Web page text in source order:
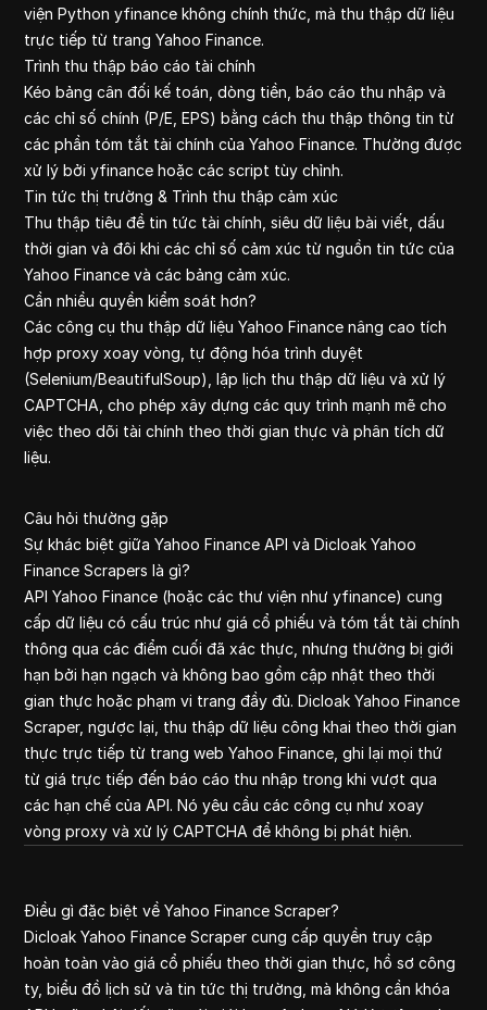
viện Python yfinance không chính thức, mà thu thập dữ liệu
trực tiếp từ trang Yahoo Finance.
Trình thu thập báo cáo tài chính
Kéo bảng cân đối kế toán, dòng tiền, báo cáo thu nhập và
các chỉ số chính (P/E, EPS) bằng cách thu thập thông tin từ
các phần tóm tắt tài chính của Yahoo Finance. Thường được
xử lý bởi yfinance hoặc các script tùy chỉnh.
Tin tức thị trường & Trình thu thập cảm xúc
Thu thập tiêu đề tin tức tài chính, siêu dữ liệu bài viết, dấu
thời gian và đôi khi các chỉ số cảm xúc từ nguồn tin tức của
Yahoo Finance và các bảng cảm xúc.
Cần nhiều quyền kiểm soát hơn?
Các công cụ thu thập dữ liệu Yahoo Finance nâng cao tích
hợp proxy xoay vòng, tự động hóa trình duyệt
(Selenium/BeautifulSoup), lập lịch thu thập dữ liệu và xử lý
CAPTCHA, cho phép xây dựng các quy trình mạnh mẽ cho
việc theo dõi tài chính theo thời gian thực và phân tích dữ
liệu.
Câu hỏi thường gặp
Sự khác biệt giữa Yahoo Finance API và Dicloak Yahoo
Finance Scrapers là gì?
API Yahoo Finance (hoặc các thư viện như yfinance) cung
cấp dữ liệu có cấu trúc như giá cổ phiếu và tóm tắt tài chính
thông qua các điểm cuối đã xác thực, nhưng thường bị giới
hạn bởi hạn ngạch và không bao gồm cập nhật theo thời
gian thực hoặc phạm vi trang đầy đủ. Dicloak Yahoo Finance
Scraper, ngược lại, thu thập dữ liệu công khai theo thời gian
thực trực tiếp từ trang web Yahoo Finance, ghi lại mọi thứ
từ giá trực tiếp đến báo cáo thu nhập trong khi vượt qua
các hạn chế của API. Nó yêu cầu các công cụ như xoay
vòng proxy và xử lý CAPTCHA để không bị phát hiện.
Điều gì đặc biệt về Yahoo Finance Scraper?
Dicloak Yahoo Finance Scraper cung cấp quyền truy cập
hoàn toàn vào giá cổ phiếu theo thời gian thực, hồ sơ công
ty, biểu đồ lịch sử và tin tức thị trường, mà không cần khóa